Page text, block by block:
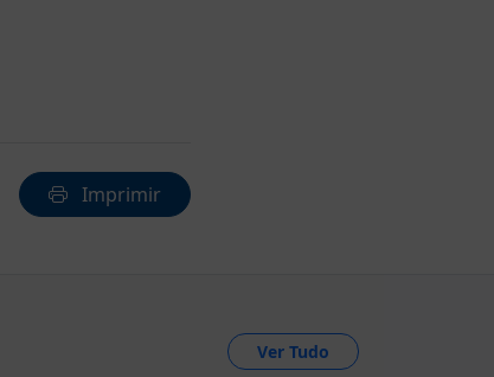
Imprimir
Ver Tudo